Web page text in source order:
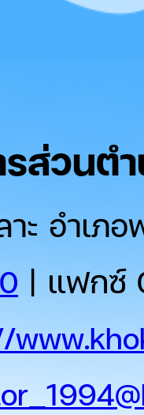
ส่วนต
าะ อำเ
| แฟกซ์